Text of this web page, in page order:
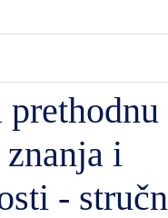
prethodnu
i
-